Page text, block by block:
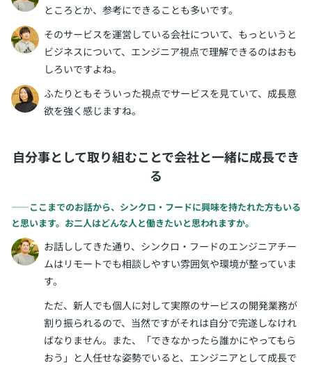
ところとか、参考にできることも多いです。
そのサービスを運営している会社について、もっというと
ビジネスについて、エンジニア視点で理解できるのはおも
しろいですよね。
ふたりともそういった視点でサービスを見ていて、成長意
欲を強く感じますね。
自分事として取り組むことで会社と一緒に成長でき
る
――ここまでのお話から、シンクロ・フードに興味を持たれた方もいる
と思います。お二人はどんな人と働きたいと思われますか。
お話ししてきた通り、シンクロ・フードのエンジニアチー
ムはリモートでも相談しやすい雰囲気や環境が整っていま
す。
ただ、新人でも個人に対して実際のサービスの開発業務が
割り振られるので、当然ですがそれは自分で完遂しなけれ
ばなりません。また、「できなかったら誰かにやってもら
おう」と人任せな姿勢でいると、エンジニアとして成長で